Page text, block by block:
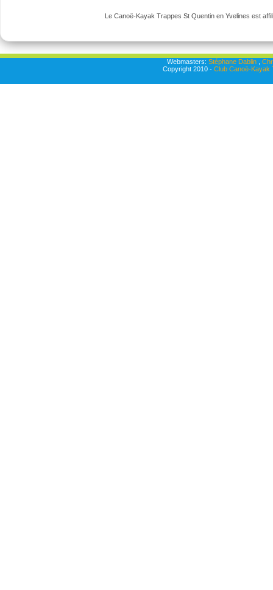
Le Canoë-Kayak Trappes St Quentin en Yvelines est
Webmasters: Stéphane Dablin,
Copyright 2010 - Club Canoë-Kayak